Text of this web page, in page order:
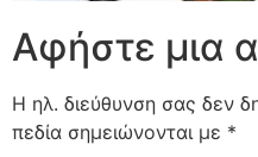
Αφήστε μια
Η ηλ. διεύθυνση σας δεν
πεδία σημειώνονται με *